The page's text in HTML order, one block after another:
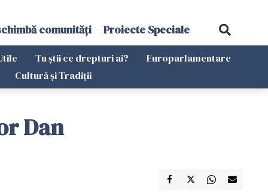
comunități Proiecte Speciale
Tu știi ce drepturi ai?
Europarlamentare
Cultură și Tradiții
Dan